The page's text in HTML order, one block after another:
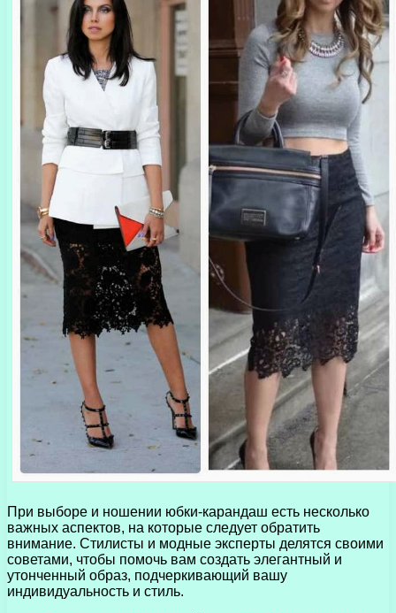
При выборе и ношении юбки-карандаш есть несколько
важных аспектов, на которые следует обратить
внимание. Стилисты и модные эксперты делятся своими
советами, чтобы помочь вам создать элегантный и
утонченный образ, подчеркивающий вашу
индивидуальность и стиль.